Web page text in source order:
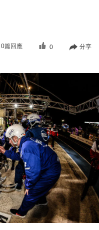
0篇回應 0 分享